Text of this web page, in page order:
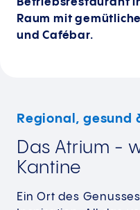
Raum mit
und Cafébar.
Regional, gesund
Das Atrium -
Kantine
Ein Ort des